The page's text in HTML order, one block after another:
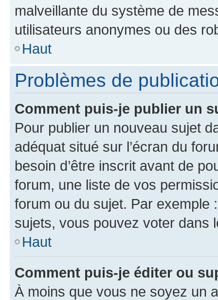
malveillante du système de
utilisateurs anonymes ou des
Haut
Problèmes de
Comment puis-je publier un
Pour publier un nouveau sujet
adéquat situé sur l’écran du
besoin d’être inscrit avant de
forum, une liste de vos
forum ou du sujet. Par exemple
sujets, vous pouvez voter dans
Haut
Comment puis-je éditer ou
À moins que vous ne soyez un